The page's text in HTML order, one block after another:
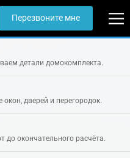
Перезвоните мне
детали домокомплекта.
дверей и перегородок.
до окончательного расчёта.